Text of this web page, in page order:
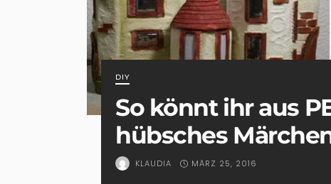
DIY
So könnt ihr aus
hübsches
KLAUDIA MÄRZ 25, 2016